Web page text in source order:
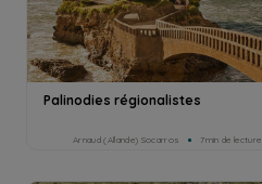
Palinodies régionalistes
Arnaud (Allande) Socarros 7min de lecture